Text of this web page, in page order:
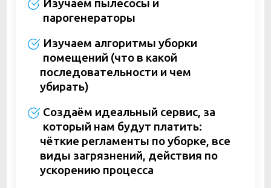
Изучаем пылесосы и
парогенераторы
Изучаем алгоритмы уборки
помещений (что в какой
последовательности и чем
убирать)
Создаём идеальный сервис, за
который нам будут платить:
чёткие регламенты по уборке, все
виды загрязнений, действия по
ускорению процесса